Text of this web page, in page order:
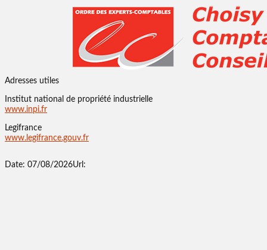
Adresses utiles
Institut national de propriété industrielle
www.inpi.fr
Legifrance
www.legifrance.gouv.fr
Date: 07/08/2026Url: